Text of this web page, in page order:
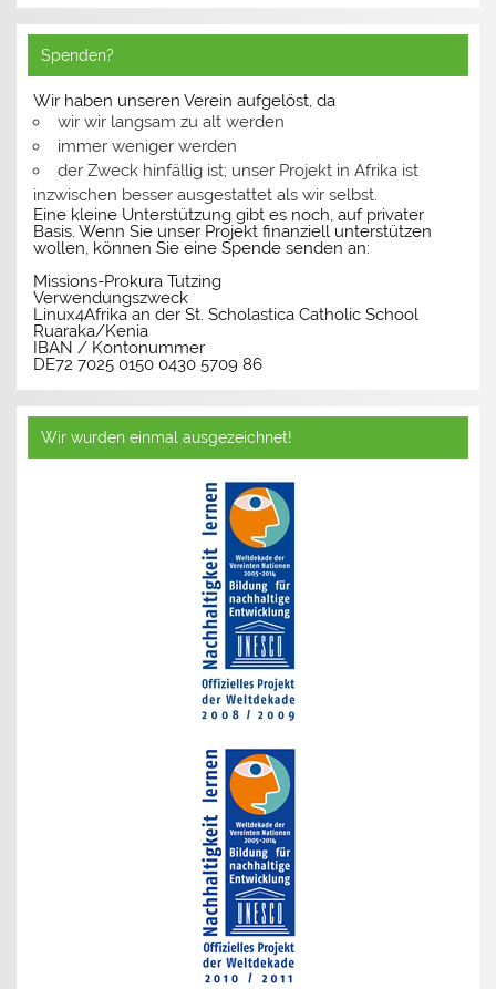
Spenden?
Wir haben unseren Verein aufgelöst, da
wir wir langsam zu alt werden
immer weniger werden
der Zweck hinfällig ist; unser Projekt in Afrika ist
inzwischen besser ausgestattet als wir selbst.
Eine kleine Unterstützung gibt es noch, auf privater
Basis. Wenn Sie unser Projekt finanziell unterstützen
wollen, können Sie eine Spende senden an:
Missions-Prokura Tutzing
Verwendungszweck
Linux4Afrika an der St. Scholastica Catholic School
Ruaraka/Kenia
IBAN / Kontonummer
DE72 7025 0150 0430 5709 86
Wir wurden einmal ausgezeichnet!